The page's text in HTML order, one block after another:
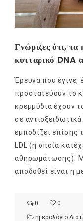
Γνώριζες ότι,
κυτταρικό DNA
Έρευνα που έγινε,
προστατεύουν το
κρεμμύδια έχουν
σε
εμποδίζει επίσης
LDL (η οποία
αθηρωμάτωσης).
αποδοθεί είναι η
0
0
ημερολόγιο